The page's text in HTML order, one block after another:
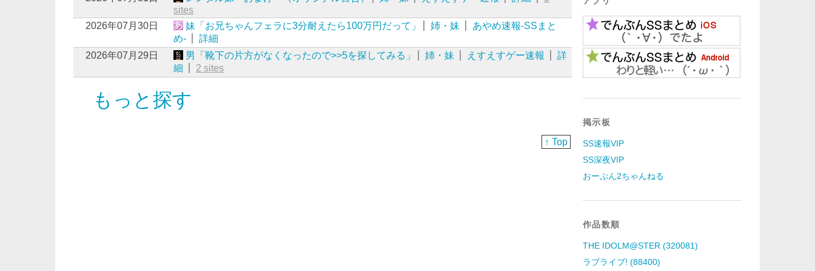
sites
2026年07月30日
妹「お兄ちゃんフェラに3分耐えたら100万円だって」 姉・妹
あやめ速報-SSまと
め-
詳細
2026年07月29日
男「靴下の片方がなくなったので>>5を探してみる」 姉・妹 えすえすゲー速報
詳
細
2 sites
もっと探す
↑ Top
掲示板
SS速報VIP
SS深夜VIP
おーぷん2ちゃんねる
作品数順
THE IDOLM@STER (320081)
ラブライブ! (88400)